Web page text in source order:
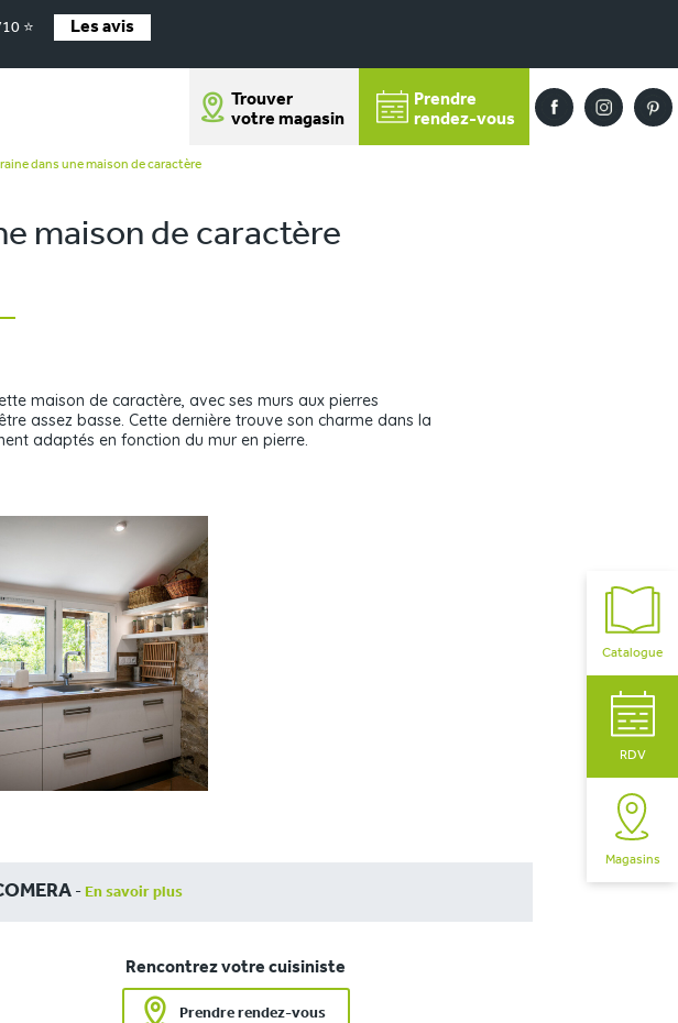
⭐ Les avis
Trouver
votre magasin
Prendre
rendez-vous
Catalogue
RDV
Magasins
dans une maison de caractère
maison de caractère
maison de caractère, avec ses murs aux pierres
assez basse. Cette dernière trouve son charme dans la
adaptés en fonction du mur en pierre.
- En savoir plus
Rencontrez votre cuisiniste
Prendre rendez-vous